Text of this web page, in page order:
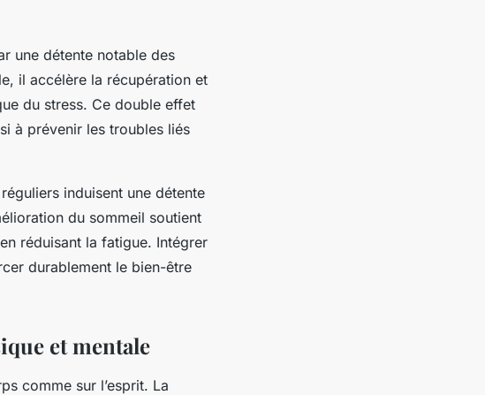
une détente notable des
il accélère la récupération et
du stress. Ce double effet
à prévenir les troubles liés
induisent une détente
du sommeil soutient
réduisant la fatigue. Intégrer
durablement le bien-être
et mentale
comme sur l’esprit. La